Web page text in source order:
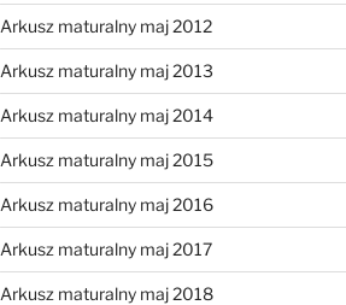
Arkusz maturalny maj 2012
Arkusz maturalny maj 2013
Arkusz maturalny maj 2014
Arkusz maturalny maj 2015
Arkusz maturalny maj 2016
Arkusz maturalny maj 2017
Arkusz maturalny maj 2018